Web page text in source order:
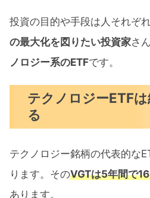
レバレッジ3倍テクノロ
は投資するに値するか
レバレッジ銘柄は
た上で
投資の目的や手段は人それぞれ
の最大化を図りたい投資家さ
ノロジー系のETFです。
テクノロジーETF
る
テクノロジー銘柄の代表的な
ります。そのVGTは5年間で
あります。